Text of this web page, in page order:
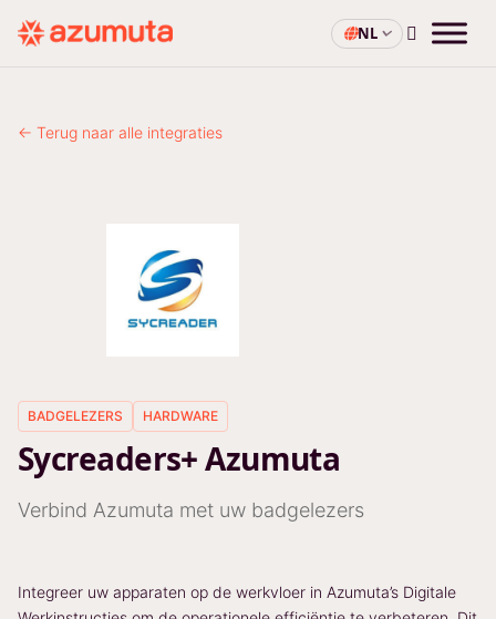
NL
← Terug naar alle integraties
BADGELEZERS HARDWARE
Sycreaders+ Azumuta
Verbind Azumuta met uw badgelezers
Integreer uw apparaten op de werkvloer in Azumuta’s Digitale